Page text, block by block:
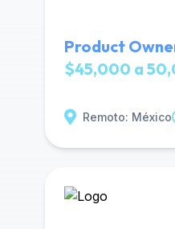
Product
$45,000 a
Remoto: México